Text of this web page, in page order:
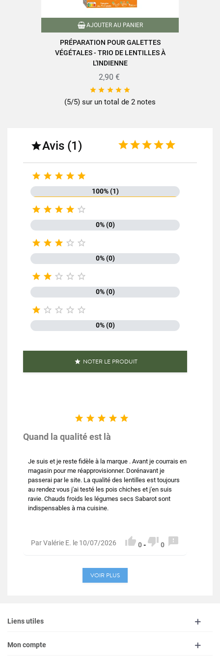
Protéines
Retrouvez toute la qualité et le savoir-faire des produits SABAROT
Fiche technique
Format 170g
Famille
Conditionnement Etui
Temps de cuisson 10 minutes ou moins
Nutriscore
Caractéristiques produit
Prêt a cuisiner
Références spécifiques
AJOUTER AU PANIER
PRÉPARATION POUR GALETTES
VÉGÉTALES - TRIO DE LENTILLES À
L'INDIENNE
2,90 €
    
(5/5) sur un total de 2 notes
Avis (1)
    
100% (1)
    
0% (0)
    
0% (0)
    
0% (0)
    
0% (0)
 NOTER LE PRODUIT
    
Quand la qualité est là
Je suis et je reste fidèle à la marque . Avant je courrais en
magasin pour me réapprovisionner. Dorénavant je
passerai par le site. La qualité des lentilles est toujours
au rendez vous j'ai testé les pois chiches et j'en suis
ravie. Chauds froids les légumes secs Sabarot sont
indispensables à ma cuisine.
Par Valérie E. le 10/07/2026  0-  0 
VOIR PLUS
Liens utiles
Mon compte